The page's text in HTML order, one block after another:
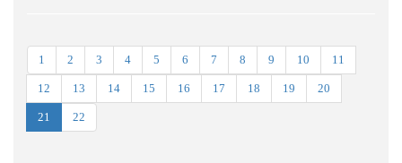
1 2 3 4 5 6 7 8 9 10 11
12 13 14 15 16 17 18 19 20
21 22